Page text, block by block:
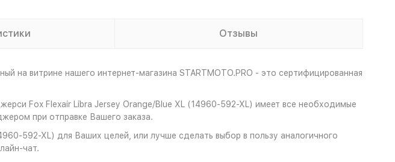
Отзывы
на витрине нашего интернет-магазина STARTMOTO.PRO - это сертифицированная
Fox Flexair Libra Jersey Orange/Blue XL (14960-592-XL) имеет все необходимые
при отправке Вашего заказа.
592-XL) для Ваших целей, или лучше сделать выбор в пользу аналогичного
чат.